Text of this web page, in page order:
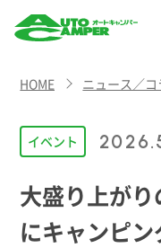
CAMPER
（オート
キャン
パー）
HOME ニュース／コ
イベント
大盛り上が
にキャンピ